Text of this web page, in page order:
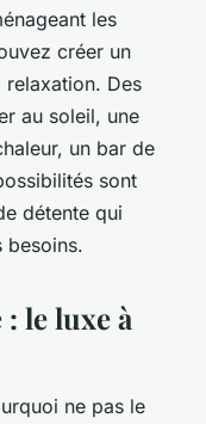
les
créer un
Des
au soleil, une
un bar de
sont
détente qui
besoins.
le luxe à
ne pas le